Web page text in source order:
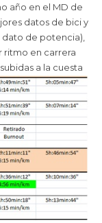
año en el MD de
datos de bici y
de potencia),
ritmo en carrera
a la cuesta